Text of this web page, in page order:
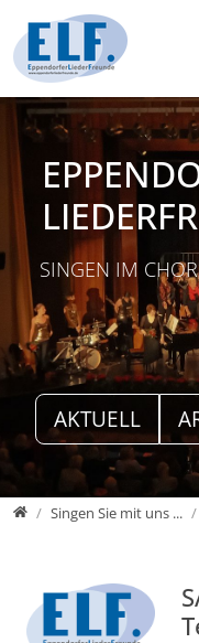
Direkt zur
Direkt zum Inhalt springen
SINGEN IM
AKTUELL
ELF Singen Sie mit uns ...